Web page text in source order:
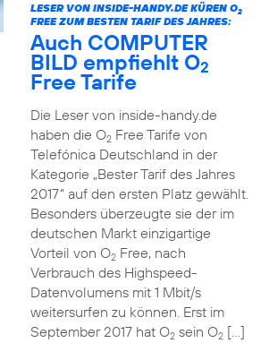
LESER VON INSIDE-HANDY.DE KÜREN O2
FREE ZUM BESTEN TARIF DES JAHRES:
Auch COMPUTER
BILD empfiehlt O2
Free Tarife
Die Leser von inside-handy.de
haben die O2Free Tarife von
Telefónica Deutschland in der
Kategorie „Bester Tarif des Jahres
2017“ auf den ersten Platz gewählt.
Besonders überzeugte sie der im
deutschen Markt einzigartige
Vorteil von O2Free, nach
Verbrauch des Highspeed-
Datenvolumens mit 1 Mbit/s
weitersurfen zu können. Erst im
September 2017 hat O2sein O2[…]